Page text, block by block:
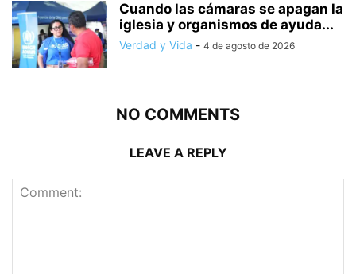
Cuando las cámaras se apagan la
iglesia y organismos de ayuda...
Verdad y Vida - 4 de agosto de 2026
NO COMMENTS
LEAVE A REPLY